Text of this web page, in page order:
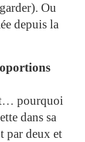
Ou
depuis la
pourquoi
dans sa
par deux et